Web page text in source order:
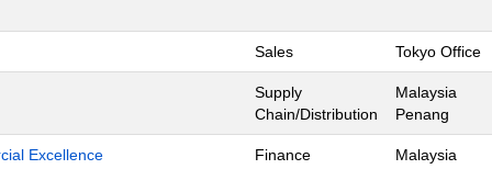
Sales Tokyo Office
Supply
Chain/Distribution
Malaysia
Penang
Excellence Finance
Malaysia